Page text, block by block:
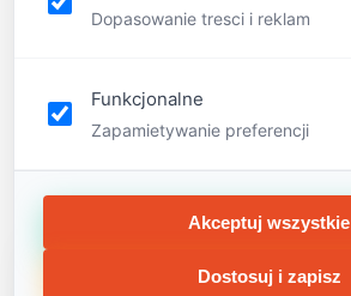
Menu
Dopasowanie tresci i reklam
Funkcjonalne
Zapamietywanie preferencji
Akceptuj wszystkie
Dostosuj i zapisz